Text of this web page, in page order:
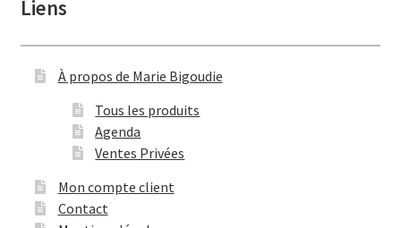
Liens
À propos de Marie Bigoudie
Tous les produits
Agenda
Ventes Privées
Mon compte client
Contact